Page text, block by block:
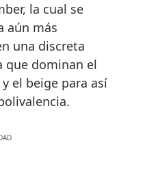
la cual se
aún más
una discreta
que dominan el
el beige para así